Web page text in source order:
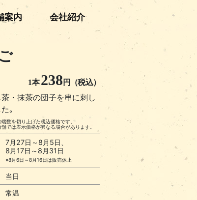
案内 会社紹介
1本238 円（税込）
・抹茶の団子を串に刺し
｡
数を切り上げた税込価格です。
では表示価格が異なる場合があります。
7月27日～8月5日、
8月17日～8月31日
※8月6日～8月16日は販売休止
当日
常温